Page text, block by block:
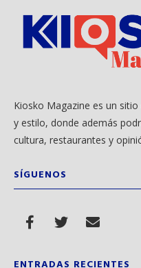
Kiosko Magazine es un
y estilo, donde además
cultura, restaurantes y
SÍGUENOS